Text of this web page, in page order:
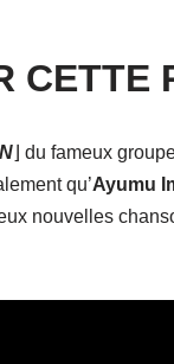
CETTE
⌋ du fameux
qu’Ayumu
nouvelles